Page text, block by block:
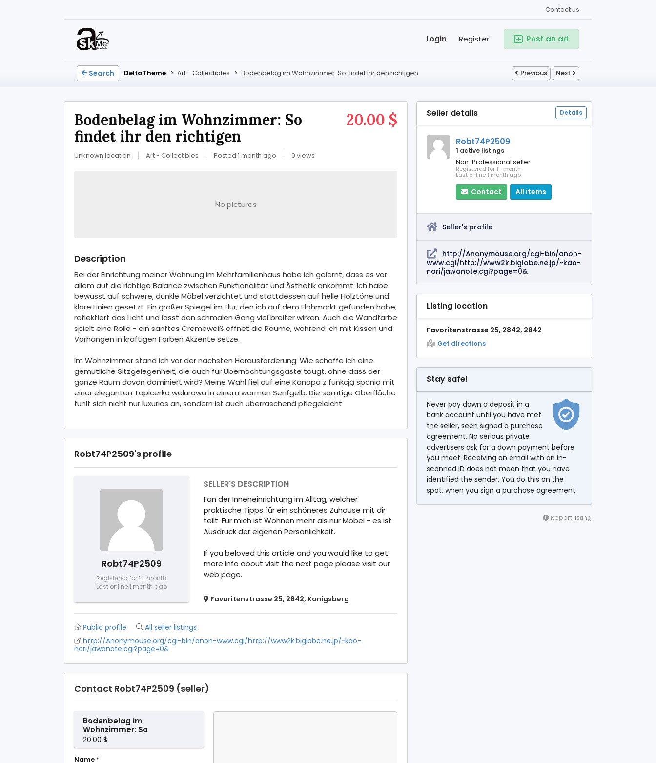
Contact us
Post an ad
Register
Login
Search DeltaTheme > Art - Collectibles > Bodenbelag im Wohnzimmer: So findet ihr den richtigen Previous Next
20.00 $
Bodenbelag im Wohnzimmer: So
findet ihr den richtigen
Unknown location Art - Collectibles Posted 1 month ago 0 views
No pictures
Description
Bei der Einrichtung meiner Wohnung im Mehrfamilienhaus habe ich gelernt, dass es vor
allem auf die richtige Balance zwischen Funktionalität und Ästhetik ankommt. Ich habe
bewusst auf schwere, dunkle Möbel verzichtet und stattdessen auf helle Holztöne und
klare Linien gesetzt. Ein großer Spiegel im Flur, den ich auf dem Flohmarkt gefunden habe,
reflektiert das Licht und lässt den schmalen Gang viel breiter wirken. Auch die Wandfarbe
spielt eine Rolle - ein sanftes Cremeweiß öffnet die Räume, während ich mit Kissen und
Vorhängen in kräftigen Farben Akzente setze.
Im Wohnzimmer stand ich vor der nächsten Herausforderung: Wie schaffe ich eine
gemütliche Sitzgelegenheit, die auch für Übernachtungsgäste taugt, ohne dass der
ganze Raum davon dominiert wird? Meine Wahl fiel auf eine Kanapa z funkcją spania mit
einer eleganten Tapicerka welurowa in einem warmen Senfgelb. Die samtige Oberfläche
fühlt sich nicht nur luxuriös an, sondern ist auch überraschend pflegeleicht.
Robt74P2509's profile
Robt74P2509
Registered for 1+ month
Last online 1 month ago
SELLER'S DESCRIPTION
Fan der Inneneinrichtung im Alltag, welcher
praktische Tipps für ein schöneres Zuhause mit dir
teilt. Für mich ist Wohnen mehr als nur Möbel - es ist
Ausdruck der eigenen Persönlichkeit.
If you beloved this article and you would like to get
more info about visit the next page please visit our
web page.
Favoritenstrasse 25, 2842, Konigsberg
Public profile
All seller listings
http://Anonymouse.org/cgi-bin/anon-www.cgi/http://www2k.biglobe.ne.jp/~kao-
nori/jawanote.cgi?page=0&
Contact Robt74P2509 (seller)
Bodenbelag im
Wohnzimmer: So
findet ihr den
richtigen
20.00 $
Name *
Seller details Details
Robt74P2509
1 active listings
Non-Professional seller
Registered for 1+ month
Last online 1 month ago
Contact All items
Seller's profile
http://Anonymouse.org/cgi-bin/anon-
www.cgi/http://www2k.biglobe.ne.jp/~kao-
nori/jawanote.cgi?page=0&
Listing location
Favoritenstrasse 25, 2842, 2842
Get directions
Stay safe!
Never pay down a deposit in a
bank account until you have met
the seller, seen signed a purchase
agreement. No serious private
advertisers ask for a down payment before
you meet. Receiving an email with an in-
scanned ID does not mean that you have
identified the sender. You do this on the
spot, when you sign a purchase agreement.
Report listing